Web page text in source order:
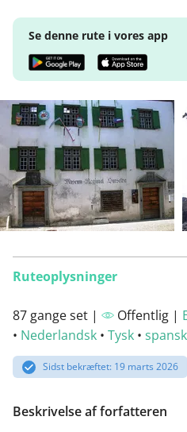
Se denne rute i vores app
Ruteoplysninger
87 gange set | Offentlig |
• Nederlandsk • Tysk • spansk
Sidst bekræftet: 19 marts 2026
Beskrivelse af forfatteren